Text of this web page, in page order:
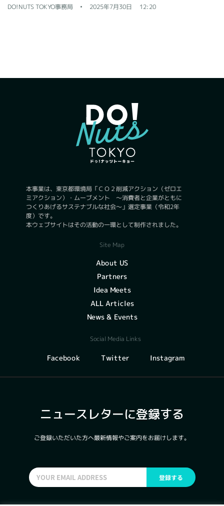
DO!NUTS TOKYO事務局 2025年7月30日 12:20
Site Map
About US
Partners
Idea Meets
ALL Articles
News & Events
Social Media Links
Facebook Twitter Instagram
本事業は、東京都環境局「ＣＯ２削減アクション（ゼロエ
ミアクション）・ムーブメント ～消費者と企業がともに
つくりあげるサステナブルな社会～」選定事業（令和2年
度）です。
本ウェブサイトはその活動の一環として制作されました。
ニュースレターに登録する
ご登録いただいた方へ最新情報やご案内をお届けします。
登録する